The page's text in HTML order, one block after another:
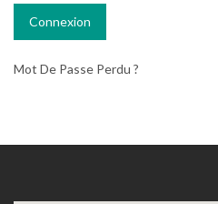
Mot De Passe Perdu ?